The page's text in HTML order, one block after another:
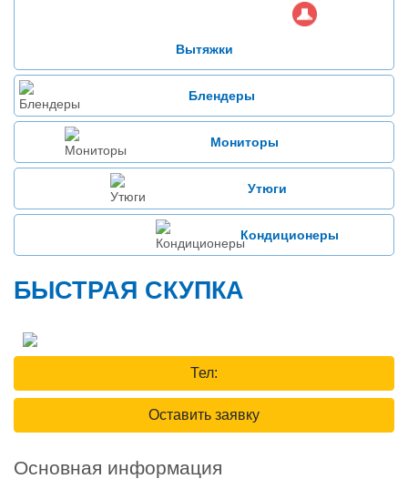
Вытяжки
Блендеры
Мониторы
Утюги
Кондиционеры
БЫСТРАЯ СКУПКА
Тел:
Оставить заявку
Основная информация